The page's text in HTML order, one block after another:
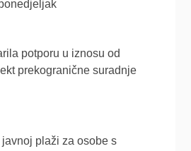
potporu u iznosu od
prekogranične suradnje
plaži za osobe s